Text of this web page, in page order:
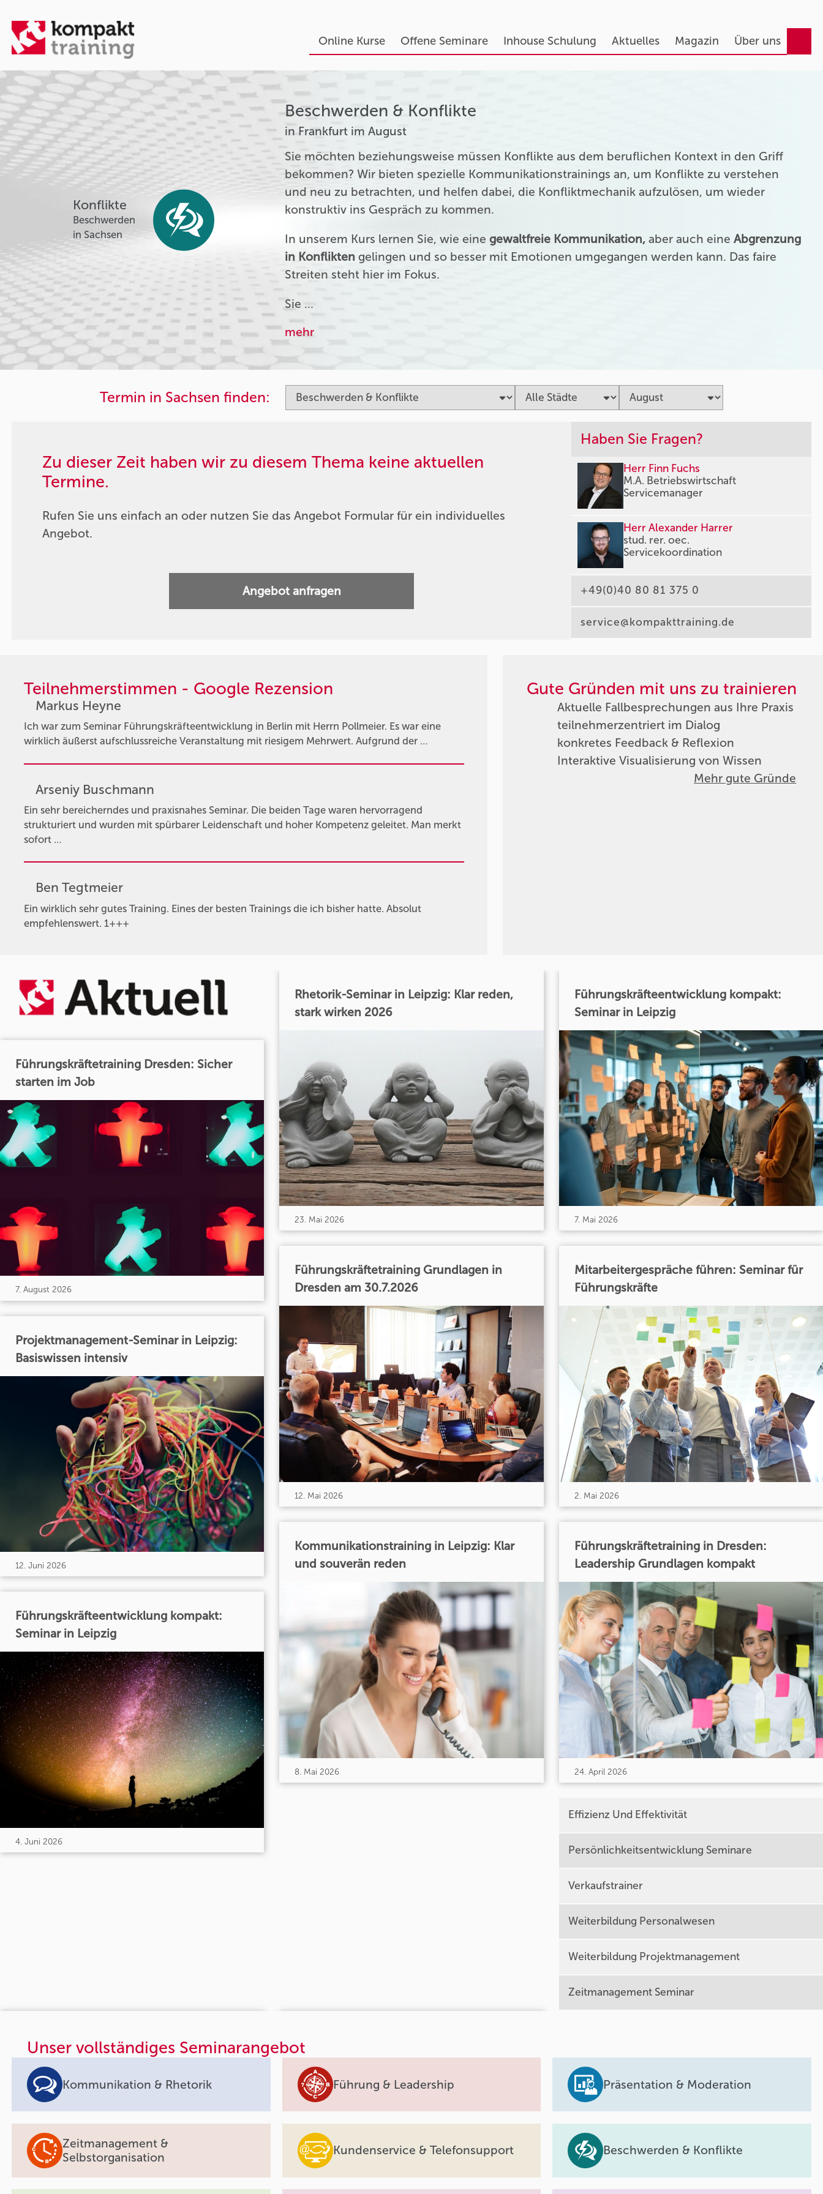
Online Kurse Offene Seminare Inhouse Schulung Aktuelles Magazin Über uns
Konflikte
Beschwerden
in Sachsen
Beschwerden & Konflikte
in Frankfurt im August
Sie möchten beziehungsweise müssen Konflikte aus dem beruflichen Kontext in den Griff
bekommen? Wir bieten spezielle Kommunikationstrainings an, um Konflikte zu verstehen
und neu zu betrachten, und helfen dabei, die Konfliktmechanik aufzulösen, um wieder
konstruktiv ins Gespräch zu kommen.
In unserem Kurs lernen Sie, wie einegewaltfreie Kommunikation, aber auch eineAbgrenzung
in Konflikten gelingen und so besser mit Emotionen umgegangen werden kann. Das faire
Streiten steht hier im Fokus.
Sie …
mehr
Termin in Sachsen finden:
Zu dieser Zeit haben wir zu diesem Thema keine aktuellen
Termine.
Rufen Sie uns einfach an oder nutzen Sie das Angebot Formular für ein individuelles
Angebot.
Angebot anfragen
Haben Sie Fragen?
Herr Finn Fuchs
M.A. Betriebswirtschaft
Servicemanager
Herr Alexander Harrer
stud. rer. oec.
Servicekoordination
+49(0)40 80 81 375 0
service@kompakttraining.de
Teilnehmerstimmen - Google Rezension
Markus Heyne
Ich war zum Seminar Führungskräfteentwicklung in Berlin mit Herrn Pollmeier. Es war eine
wirklich äußerst aufschlussreiche Veranstaltung mit riesigem Mehrwert. Aufgrund der …
Arseniy Buschmann
Ein sehr bereicherndes und praxisnahes Seminar. Die beiden Tage waren hervorragend
strukturiert und wurden mit spürbarer Leidenschaft und hoher Kompetenz geleitet. Man merkt
sofort …
Ben Tegtmeier
Ein wirklich sehr gutes Training. Eines der besten Trainings die ich bisher hatte. Absolut
empfehlenswert. 1+++
Gute Gründen mit uns zu trainieren
Aktuelle Fallbesprechungen aus Ihre Praxis
teilnehmerzentriert im Dialog
konkretes Feedback & Reflexion
Interaktive Visualisierung von Wissen
Mehr gute Gründe
Führungskräftetraining Dresden: Sicher
starten im Job
7. August 2026
Projektmanagement-Seminar in Leipzig:
Basiswissen intensiv
12. Juni 2026
Führungskräfteentwicklung kompakt:
Seminar in Leipzig
4. Juni 2026
Rhetorik-Seminar in Leipzig: Klar reden,
stark wirken 2026
23. Mai 2026
Führungskräftetraining Grundlagen in
Dresden am 30.7.2026
12. Mai 2026
Kommunikationstraining in Leipzig: Klar
und souverän reden
8. Mai 2026
Führungskräfteentwicklung kompakt:
Seminar in Leipzig
7. Mai 2026
Mitarbeitergespräche führen: Seminar für
Führungskräfte
2. Mai 2026
Führungskräftetraining in Dresden:
Leadership Grundlagen kompakt
24. April 2026
Effizienz Und Effektivität
Persönlichkeitsentwicklung Seminare
Verkaufstrainer
Weiterbildung Personalwesen
Weiterbildung Projektmanagement
Zeitmanagement Seminar
Unser vollständiges Seminarangebot
Kommunikation & Rhetorik Führung & Leadership Präsentation & Moderation
Zeitmanagement &
Selbstorganisation
Kundenservice & Telefonsupport Beschwerden & Konflikte